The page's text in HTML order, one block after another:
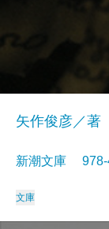
矢作俊彦／著
新潮文庫
文庫